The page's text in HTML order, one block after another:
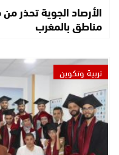
الأرصاد الجوية تحذر
مناطق بالمغرب
تربية وتكوين